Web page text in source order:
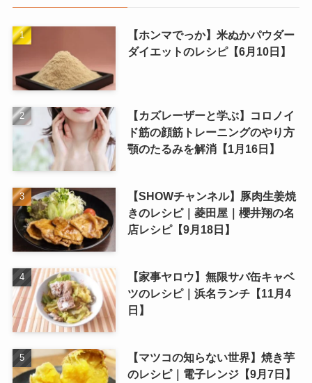
【ホンマでっか】米ぬかパウダー
ダイエットのレシピ【6月10日】
【カズレーザーと学ぶ】コロノイ
ド筋の顔筋トレーニングのやり方
顎のたるみを解消【1月16日】
【SHOWチャンネル】豚肉生姜焼
きのレシピ｜菱田屋｜櫻井翔の名
店レシピ【9月18日】
【家事ヤロウ】無限サバ缶キャベ
ツのレシピ｜浜名ランチ【11月4
日】
【マツコの知らない世界】焼き芋
のレシピ｜電子レンジ【9月7日】